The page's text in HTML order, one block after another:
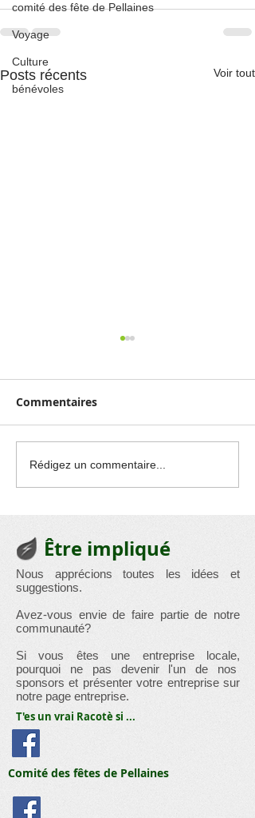
comité des fête de Pellaines
Voyage
Culture
bénévoles
Posts récents Voir tout
Exposition : Les
beautés révélées de
Commentaires
Rédigez un commentaire...
Être impliqué
Nous apprécions toutes les idées et
suggestions.
Avez-vous envie de faire partie de notre
communauté?
Si vous êtes une entreprise locale,
pourquoi ne pas devenir l'un de nos
sponsors et présenter votre entreprise sur
notre page entreprise.
T'es un vrai Racotè si ...
Comité des fêtes de Pellaines